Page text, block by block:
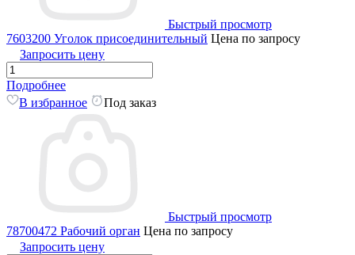
Быстрый просмотр
7603200 Уголок присоединительный Цена по запросу
Запросить цену
Подробнее
В избранное
Под заказ
Быстрый просмотр
78700472 Рабочий орган Цена по запросу
Запросить цену